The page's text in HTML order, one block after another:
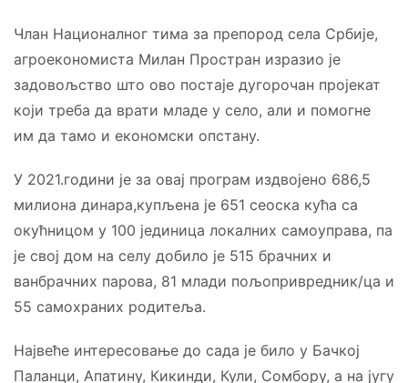
Члан Националног тима за препород села Србије,
агроекономиста Милан Простран изразио је
задовољство што ово постаје дугорочан пројекат
који треба да врати младе у село, али и помогне
им да тамо и економски опстану.
У 2021.години је за овај програм издвојено 686,5
милиона динара,купљена је 651 сеоска кућа са
окућницом у 100 јединица локалних самоуправа, па
је свој дом на селу добило је 515 брачних и
ванбрачних парова, 81 млади пољопривредник/ца и
55 самохраних родитеља.
Највеће интересовање до сада је било у Бачкој
Паланци, Апатину, Кикинди, Кули, Сомбору, а на југу